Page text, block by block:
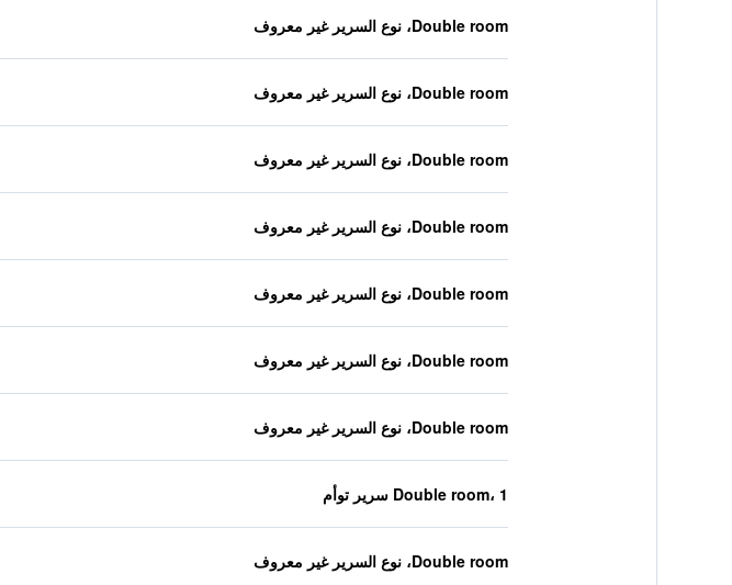
Double room، نوع السرير غير معروف
Double room، نوع السرير غير معروف
Double room، نوع السرير غير معروف
Double room، نوع السرير غير معروف
Double room، نوع السرير غير معروف
Double room، نوع السرير غير معروف
Double room، نوع السرير غير معروف
Double room، 1 سرير توأم
Double room، نوع السرير غير معروف